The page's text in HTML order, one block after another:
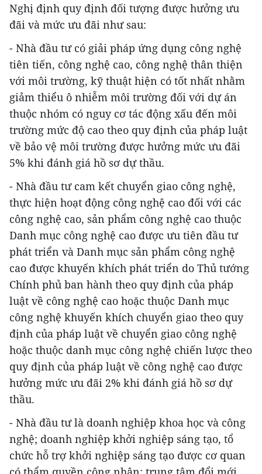
Nghị định quy định đối tượng được hưởng ưu
đãi và mức ưu đãi như sau:
- Nhà đầu tư có giải pháp ứng dụng công nghệ
tiên tiến, công nghệ cao, công nghệ thân thiện
với môi trường, kỹ thuật hiện có tốt nhất nhằm
giảm thiểu ô nhiễm môi trường đối với dự án
thuộc nhóm có nguy cơ tác động xấu đến môi
trường mức độ cao theo quy định của pháp luật
về bảo vệ môi trường được hưởng mức ưu đãi
5% khi đánh giá hồ sơ dự thầu.
- Nhà đầu tư cam kết chuyển giao công nghệ,
thực hiện hoạt động công nghệ cao đối với các
công nghệ cao, sản phẩm công nghệ cao thuộc
Danh mục công nghệ cao được ưu tiên đầu tư
phát triển và Danh mục sản phẩm công nghệ
cao được khuyến khích phát triển do Thủ tướng
Chính phủ ban hành theo quy định của pháp
luật về công nghệ cao hoặc thuộc Danh mục
công nghệ khuyến khích chuyển giao theo quy
định của pháp luật về chuyển giao công nghệ
hoặc thuộc danh mục công nghệ chiến lược theo
quy định của pháp luật về công nghệ cao được
hưởng mức ưu đãi 2% khi đánh giá hồ sơ dự
thầu.
- Nhà đầu tư là doanh nghiệp khoa học và công
nghệ; doanh nghiệp khởi nghiệp sáng tạo, tổ
chức hỗ trợ khởi nghiệp sáng tạo được cơ quan